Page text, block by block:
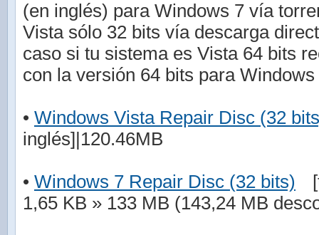
(en inglés) para Windows 7 vía
Vista sólo 32 bits vía descarga
caso si tu sistema es Vista 64 bits
con la versión 64 bits para Windows
• Windows Vista Repair Disc (32
inglés]|120.46MB
• Windows 7 Repair Disc (32 bits)
1,65 KB » 133 MB (143,24 MB